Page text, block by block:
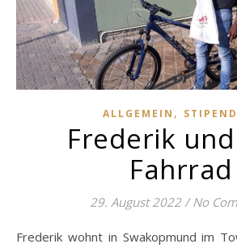
ALLGEMEIN ,
Frederik
Fahrrad
29. August 2022 / No
Frederik wohnt in Swakopmund im Township. Wir kennen